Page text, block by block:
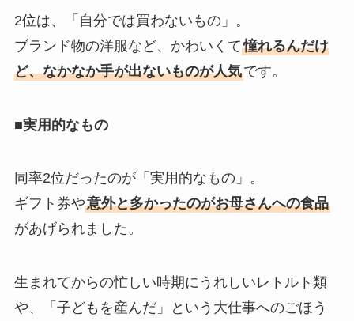
2位は、「自分では買わないもの」。
ブランド物の洋服など、かわいくて憧れるんだけ
ど、なかなか手が出ないものが人気です。
■実用的なもの
同率2位だったのが「実用的なもの」。
ギフト券や意外と多かったのがお母さんへの食品
があげられました。
生まれてからの忙しい時期にうれしいレトルト類
や、「子どもを産んだ」という大仕事へのごほう